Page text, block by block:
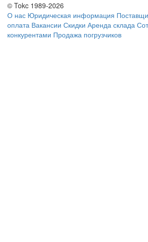
© Tokc 1989-2026
О нас Юридическая информация
оплата Вакансии Скидки Аренда склада
конкурентами Продажа погрузчиков